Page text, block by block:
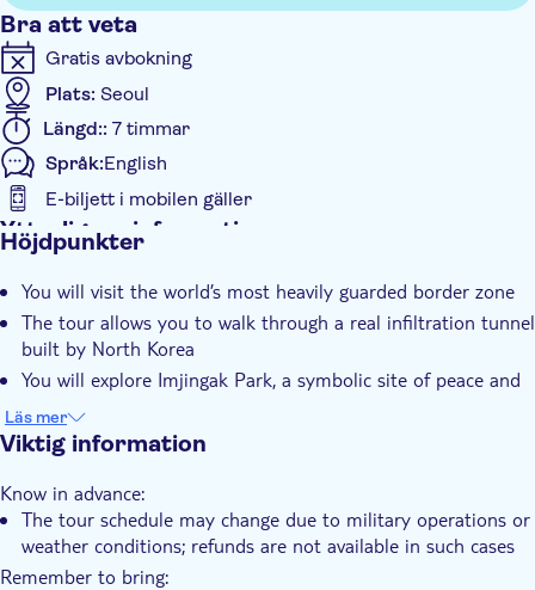
Imjingak Park (Bridge of Freedom, Bell of Peace, Steam
Locomotive)
The 3rd Infiltration Tunnel – walk inside a real tunnel dug
by North Korea
DMZ Theater & Exhibition Hall
Dora Observatory – see across the border into the North
Unification Village – glimpse a community shaped by the
division
Bra att veta
Gratis avbokning
Plats: Seoul
Längd:: 7 timmar
Språk:English
E-biljett i mobilen gäller
Ytterligare information
Entréavgift ingår
Guidad rundtur
Subject expert guide
Transport included
Höjdpunkter
You will visit the world’s most heavily guarded border zone
The tour allows you to walk through a real infiltration tunnel
built by North Korea
You will explore Imjingak Park, a symbolic site of peace and
An expert guide will provide deep insight into the Korean
War
You see North Korea through binoculars at Dora
Observatory
Läs mer
Viktig information
Know in advance:
The tour schedule may change due to military operations or
weather conditions; refunds are not available in such cases
Remember to bring: